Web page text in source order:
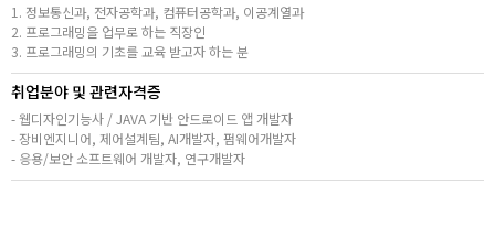
1. 정보통신과, 전자공학과, 컴퓨터공학과, 이공계열과
2. 프로그래밍을 업무로 하는 직장인
3. 프로그래밍의 기초를 교육 받고자 하는 분
취업분야 및 관련자격증
- 웹디자인기능사 / JAVA 기반 안드로이드 앱 개발자
- 장비엔지니어, 제어설계팀, AI개발자, 펌웨어개발자
- 응용/보안 소프트웨어 개발자, 연구개발자